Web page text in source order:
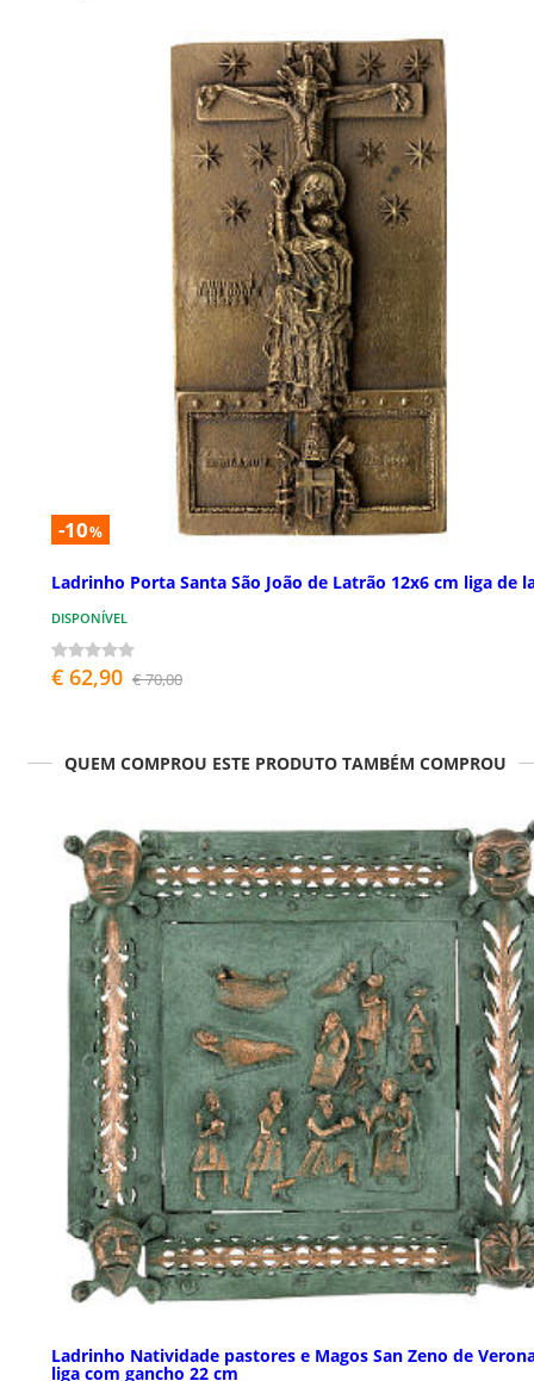
-10%
Ladrinho Porta Santa São João de Latrão 12x6 cm liga de
DISPONÍVEL
€ 62,90 € 70,00
QUEM COMPROU ESTE PRODUTO TAMBÉM COMPROU
Ladrinho Natividade pastores e Magos San Zeno de
liga com gancho 22 cm